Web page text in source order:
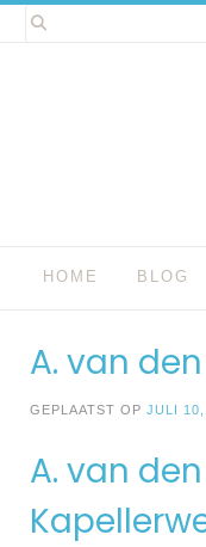
Spring
naar
HOME BLOG
A. van
GEPLAATST OP JULI
A. van